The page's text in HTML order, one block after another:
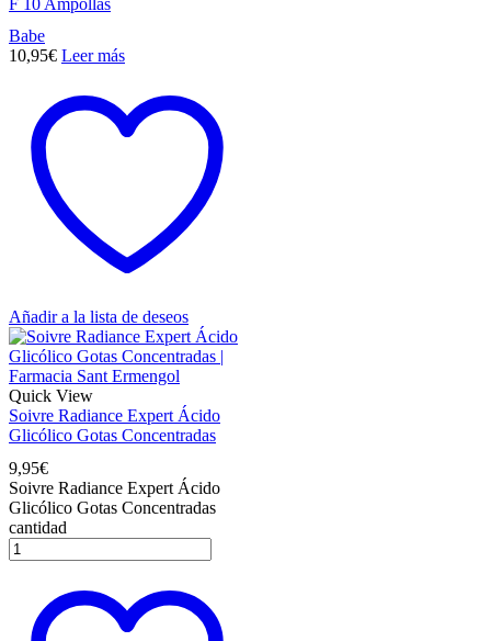
F 10 Ampollas
Babe
10,95€ Leer más
Añadir a la lista de deseos
Quick View
Soivre Radiance Expert Ácido
Glicólico Gotas Concentradas
9,95€
Soivre Radiance Expert Ácido
Glicólico Gotas Concentradas
cantidad